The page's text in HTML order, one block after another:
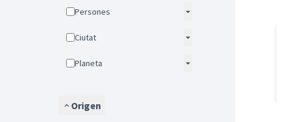
Persones
Ciutat
Planeta
Origen